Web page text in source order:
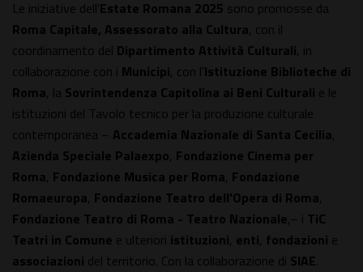
Le iniziative dell'Estate Romana 2025 sono promosse da
Roma Capitale, Assessorato alla Cultura, con il
coordinamento del Dipartimento Attività Culturali, in
collaborazione con i Municipi, con l'Istituzione Biblioteche di
Roma, la Sovrintendenza Capitolina ai Beni Culturali e le
istituzioni del Tavolo tecnico per la produzione culturale
contemporanea – Accademia Nazionale di Santa Cecilia,
Azienda Speciale Palaexpo, Fondazione Cinema per
Roma, Fondazione Musica per Roma, Fondazione
Romaeuropa, Fondazione Teatro dell'Opera di Roma,
Fondazione Teatro di Roma - Teatro Nazionale,– i TiC
Teatri in Comune e ulteriori istituzioni, enti, fondazioni e
associazioni del territorio. Con la collaborazione di SIAE.